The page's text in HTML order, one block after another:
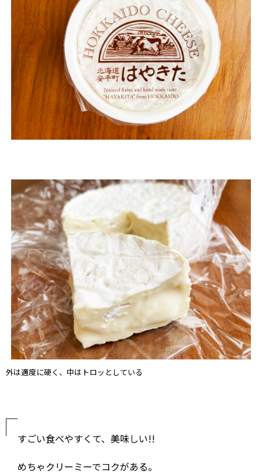
外は適度に硬く、中はトロッとしている
すごい食べやすくて、美味しい!!
めちゃクリーミーでコクがある。